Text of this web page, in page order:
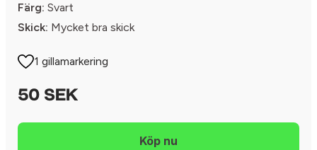
Färg: Svart
Skick: Mycket bra skick
1 gillamarkering
50 SEK